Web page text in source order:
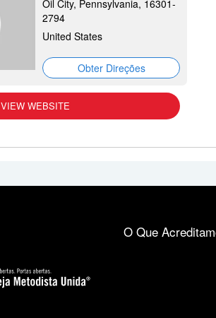
Oil City, Pennsylvania, 16301-
2794
United States
Obter Direções
VIEW WEBSITE
O Que